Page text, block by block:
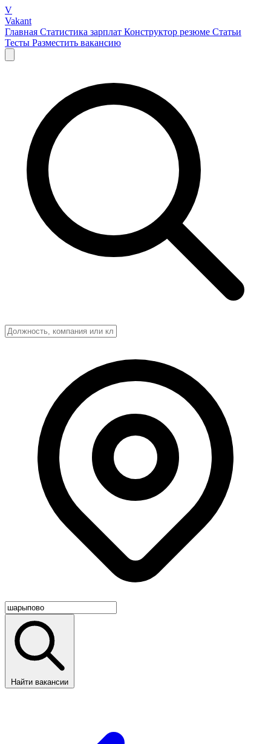
V
Vakant
Главная Статистика зарплат Конструктор резюме Статьи
Тесты Разместить вакансию
Найти вакансии